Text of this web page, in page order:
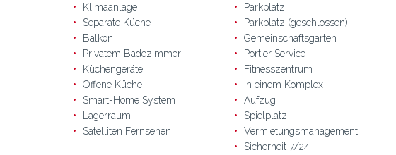
Klimaanlage
Separate Küche
Balkon
Privatem Badezimmer
Küchengeräte
Offene Küche
Smart-Home System
Lagerraum
Satelliten Fernsehen
Parkplatz
Parkplatz (geschlossen)
Gemeinschaftsgarten
Portier Service
Fitnesszentrum
In einem Komplex
Aufzug
Spielplatz
Vermietungsmanagement
Sicherheit 7/24